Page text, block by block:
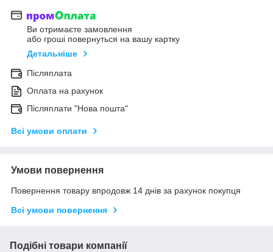
Ви отримаєте замовлення
або гроші повернуться на вашу картку
Детальніше
Післяплата
Оплата на рахунок
Післяплати "Нова пошта"
Всі умови оплати
Умови повернення
Повернення товару впродовж 14 днів за рахунок покупця
Всі умови повернення
Подібні товари компанії